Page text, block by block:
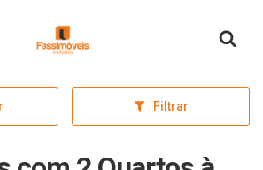
Página inicial
Filtrar